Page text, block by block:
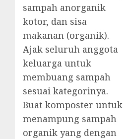
sampah anorganik
kotor, dan sisa
makanan (organik).
Ajak seluruh anggota
keluarga untuk
membuang sampah
sesuai kategorinya.
Buat komposter untuk
menampung sampah
organik yang dengan